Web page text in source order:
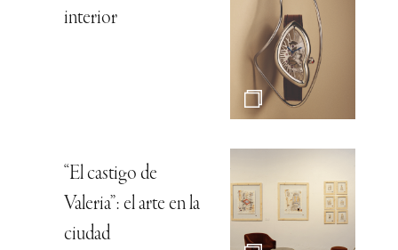
interior
“El castigo de
Valeria”: el arte en la
ciudad